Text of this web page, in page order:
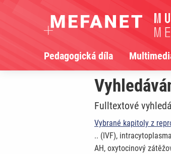
Pedagogická díla
Fulltextové
Vybrané kapitoly z
.. (IVF),
AH, oxytocinový